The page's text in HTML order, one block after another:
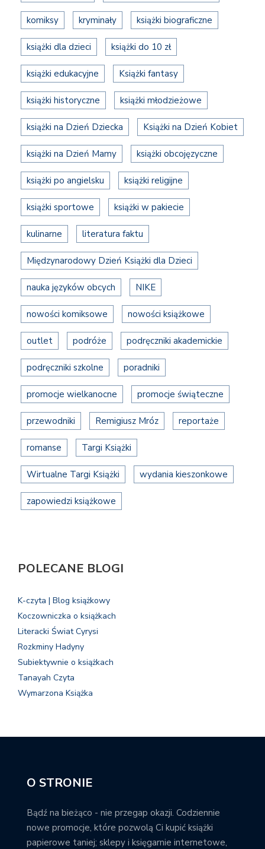
komiksy kryminały książki biograficzne
książki dla dzieci książki do 10 zł
książki edukacyjne Książki fantasy
książki historyczne książki młodzieżowe
książki na Dzień Dziecka Książki na Dzień Kobiet
książki na Dzień Mamy książki obcojęzyczne
książki po angielsku książki religijne
książki sportowe książki w pakiecie
kulinarne literatura faktu
Międzynarodowy Dzień Książki dla Dzieci
nauka języków obcych NIKE
nowości komiksowe nowości książkowe
outlet podróże podręczniki akademickie
podręczniki szkolne poradniki
promocje wielkanocne promocje świąteczne
przewodniki Remigiusz Mróz reportaże
romanse Targi Książki
Wirtualne Targi Książki wydania kieszonkowe
zapowiedzi książkowe
POLECANE BLOGI
K-czyta | Blog książkowy
Koczowniczka o książkach
Literacki Świat Cyrysi
Rozkminy Hadyny
Subiektywnie o książkach
Tanayah Czyta
Wymarzona Książka
O STRONIE
Bądź na bieżąco - nie przegap okazji. Codziennie
nowe promocje, które pozwolą Ci kupić książki
papierowe taniej; sklepy i księgarnie internetowe,